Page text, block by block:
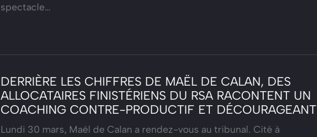
spectacle…
DERRIÈRE LES CHIFFRES DE MAËL DE CALAN, DES
ALLOCATAIRES FINISTÉRIENS DU RSA RACONTENT UN
COACHING CONTRE-PRODUCTIF ET DÉCOURAGEANT
Lundi 30 mars, Maël de Calan a rendez-vous au tribunal. Cité à